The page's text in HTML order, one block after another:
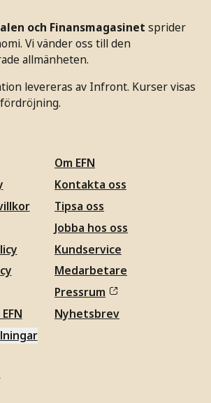
och Finansmagasinet sprider
Vi vänder oss till den
allmänheten.
levereras av Infront. Kurser visas
Om EFN
Kontakta oss
Tipsa oss
Jobba hos oss
Kundservice
Medarbetare
Pressrum
Nyhetsbrev